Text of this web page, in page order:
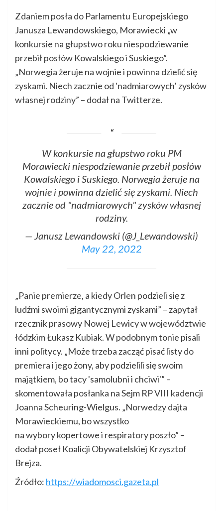
Zdaniem posła do Parlamentu Europejskiego
Janusza Lewandowskiego, Morawiecki „w
konkursie na głupstwo roku niespodziewanie
przebił posłów Kowalskiego i Suskiego”.
„Norwegia żeruje na wojnie i powinna dzielić się
zyskami. Niech zacznie od 'nadmiarowych’ zysków
własnej rodziny” – dodał na Twitterze.
W konkursie na głupstwo roku PM
Morawiecki niespodziewanie przebił posłów
Kowalskiego i Suskiego. Norwegia żeruje na
wojnie i powinna dzielić się zyskami. Niech
zacznie od "nadmiarowych" zysków własnej
rodziny.
— Janusz Lewandowski (@J_Lewandowski)
May 22, 2022
„Panie premierze, a kiedy Orlen podzieli się z
ludźmi swoimi gigantycznymi zyskami” – zapytał
rzecznik prasowy Nowej Lewicy w województwie
łódzkim Łukasz Kubiak. W podobnym tonie pisali
inni politycy. „Może trzeba zacząć pisać listy do
premiera i jego żony, aby podzielili się swoim
majątkiem, bo tacy 'samolubni i chciwi'” –
skomentowała posłanka na Sejm RP VIII kadencji
Joanna Scheuring-Wielgus. „Norwedzy dajta
Morawieckiemu, bo wszystko
na wybory kopertowe i respiratory poszło” –
dodał poseł Koalicji Obywatelskiej Krzysztof
Brejza.
Źródło: https://wiadomosci.gazeta.pl